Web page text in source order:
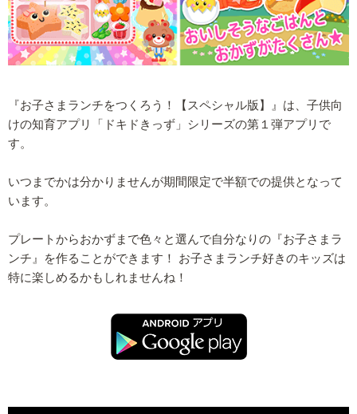
『お子さまランチをつくろう！【スペシャル版】』は、子供向
けの知育アプリ「ドキドきっず」シリーズの第１弾アプリで
す。
いつまでかは分かりませんが期間限定で半額での提供となって
います。
プレートからおかずまで色々と選んで自分なりの『お子さまラ
ンチ』を作ることができます！ お子さまランチ好きのキッズは
特に楽しめるかもしれませんね！